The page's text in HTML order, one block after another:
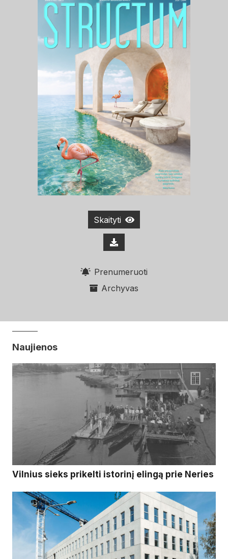
Skaityti
Prenumeruoti
Archyvas
Naujienos
Vilnius sieks prikelti istorinį elingą prie Neries